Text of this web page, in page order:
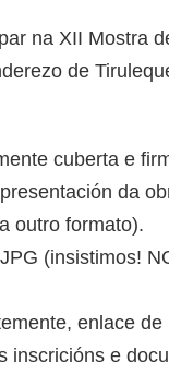
na XII Mostra
de
cuberta e
da
outro formato).
(insistimos!
enlace
inscricións e